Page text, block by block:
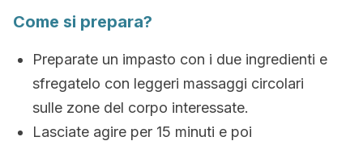
Come si prepara?
Preparate un impasto con i due ingredienti e
sfregatelo con leggeri massaggi circolari
sulle zone del corpo interessate.
Lasciate agire per 15 minuti e poi